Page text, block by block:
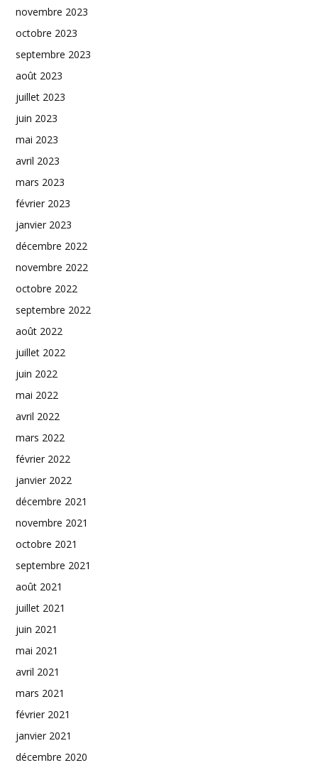
novembre 2023
octobre 2023
septembre 2023
août 2023
juillet 2023
juin 2023
mai 2023
avril 2023
mars 2023
février 2023
janvier 2023
décembre 2022
novembre 2022
octobre 2022
septembre 2022
août 2022
juillet 2022
juin 2022
mai 2022
avril 2022
mars 2022
février 2022
janvier 2022
décembre 2021
novembre 2021
octobre 2021
septembre 2021
août 2021
juillet 2021
juin 2021
mai 2021
avril 2021
mars 2021
février 2021
janvier 2021
décembre 2020